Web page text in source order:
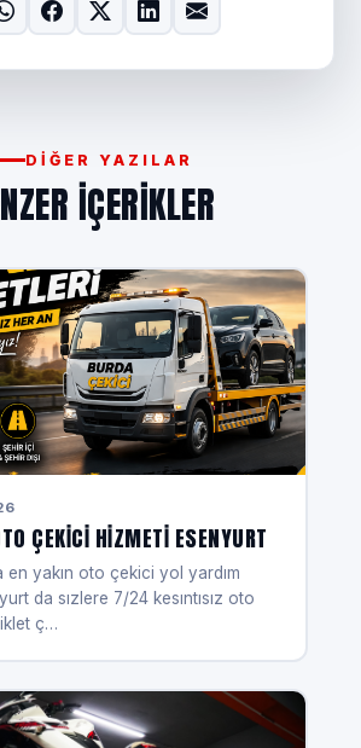
DIĞER YAZILAR
IÇERIKLER
ÇEKICI HIZMETI ESENYURT
en yakın oto çekici yol yardım
da sızlere 7/24 kesıntısız oto
ç…